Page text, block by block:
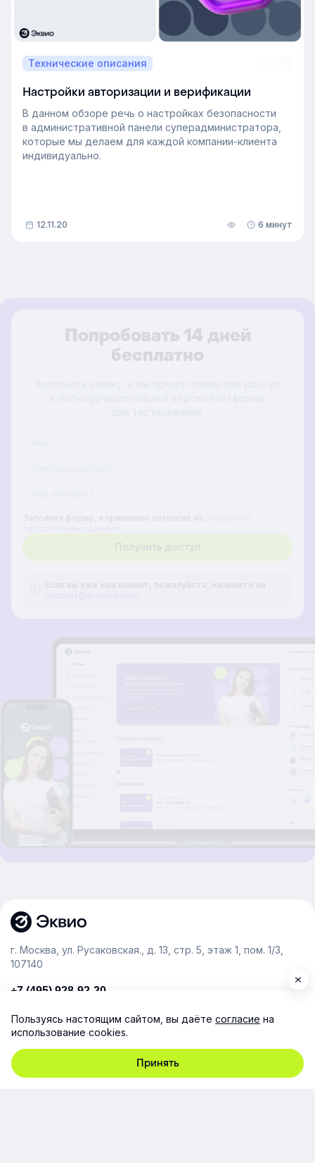
Технические описания
Настройки авторизации и верификации
В данном обзоре речь о настройках безопасности
в административной панели суперадминистратора,
которые мы делаем для каждой компании-клиента
индивидуально.
12.11.20 6 минут
Попробовать 14 дней
бесплатно
Заполняя форму, я принимаю согласие на
Если вы уже наш клиент, пожалуйста, напишите на
г. Москва, ул. Русаковская., д. 13, стр. 5, этаж 1, пом. 1/3,
107140
+7 (495) 928-92-20
Расскажем о платформе и предоставим бесплатный
демо-доступ
Пользуясь настоящим сайтом, вы даёте согласие на
использование cookies.
Принять